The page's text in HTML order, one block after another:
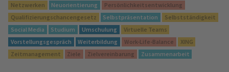
Netzwerken
Neuorientierung
Persönlichkeitsentwicklung
Qualifizierungschancengesetz
Selbstpräsentation
Selbstständigkeit
Social Media
Studium Umschulung
Virtuelle Teams
Vorstellungsgespräch
Weiterbildung Work-Life-Balance
XING
Zeitmanagement
Ziele Zielvereinbarung Zusammenarbeit